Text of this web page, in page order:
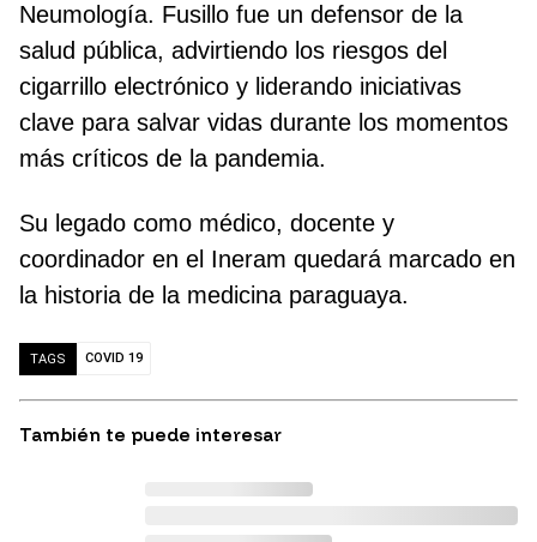
Neumología. Fusillo fue un defensor de la
salud pública, advirtiendo los riesgos del
cigarrillo electrónico y liderando iniciativas
clave para salvar vidas durante los momentos
más críticos de la pandemia.
Su legado como médico, docente y
coordinador en el Ineram quedará marcado en
la historia de la medicina paraguaya.
TAGS COVID 19
También te puede interesar